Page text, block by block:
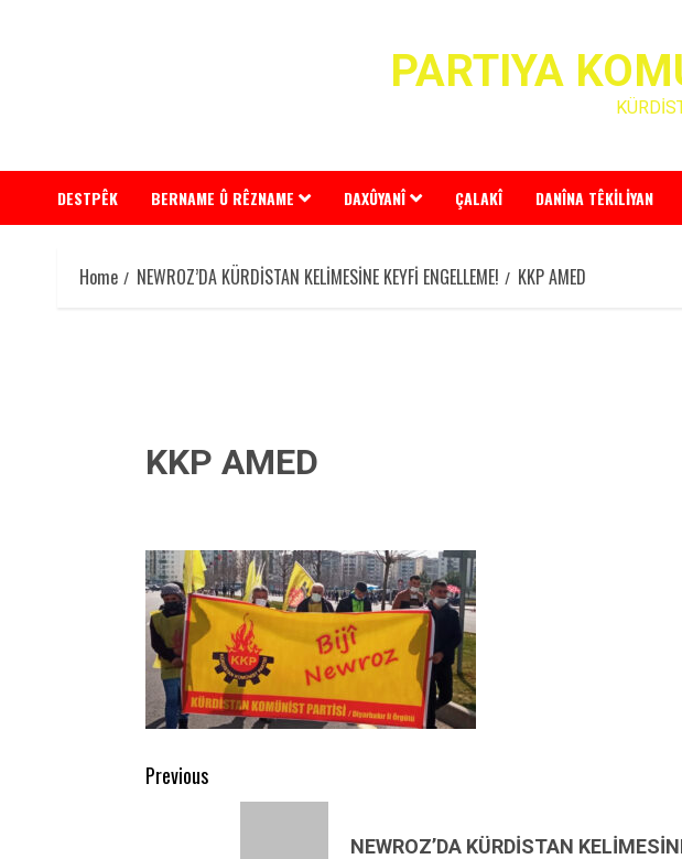
PARTIYA
DESTPÊK BERNAME Û RÊZNAME DAXÛYANÎ ÇALAKÎ DANÎNA TÊKILIYAN
Home NEWROZ’DA KÜRDİSTAN KELİMESİNE KEYFİ ENGELLEME! KKP AMED
KKP AMED
Post
navigation
Previous
NEWROZ’DA KÜRDİSTAN